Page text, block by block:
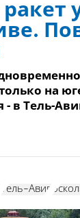
на
- в Тель-
Тель-Авив